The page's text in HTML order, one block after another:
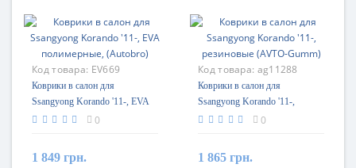
Код товара: EV669
Коврики в салон для
Ssangyong Korando '11-, EVA
полимерные, (Autobro)
0
1 849 грн.
Код товара: ag11288
Коврики в салон для
Ssangyong Korando '11-,
резиновые (AVTO-Gumm)
0
1 865 грн.